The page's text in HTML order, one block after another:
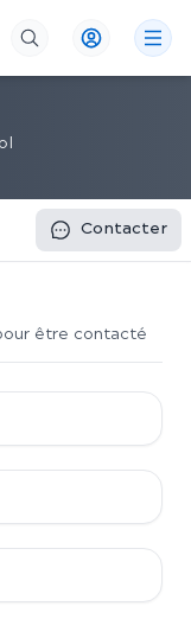
Contacter
être contacté